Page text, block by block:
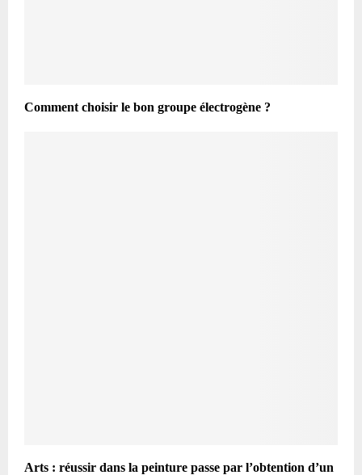
Comment choisir le bon groupe électrogène ?
Arts : réussir dans la peinture passe par l’obtention d’un